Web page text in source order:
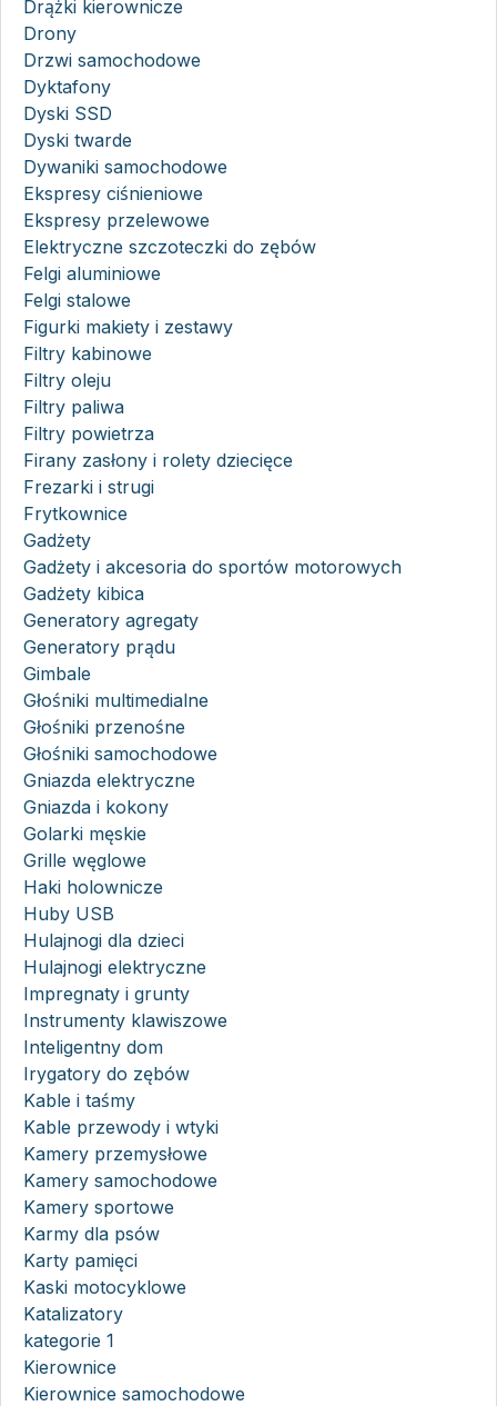
Drążki kierownicze
Drony
Drzwi samochodowe
Dyktafony
Dyski SSD
Dyski twarde
Dywaniki samochodowe
Ekspresy ciśnieniowe
Ekspresy przelewowe
Elektryczne szczoteczki do zębów
Felgi aluminiowe
Felgi stalowe
Figurki makiety i zestawy
Filtry kabinowe
Filtry oleju
Filtry paliwa
Filtry powietrza
Firany zasłony i rolety dziecięce
Frezarki i strugi
Frytkownice
Gadżety
Gadżety i akcesoria do sportów motorowych
Gadżety kibica
Generatory agregaty
Generatory prądu
Gimbale
Głośniki multimedialne
Głośniki przenośne
Głośniki samochodowe
Gniazda elektryczne
Gniazda i kokony
Golarki męskie
Grille węglowe
Haki holownicze
Huby USB
Hulajnogi dla dzieci
Hulajnogi elektryczne
Impregnaty i grunty
Instrumenty klawiszowe
Inteligentny dom
Irygatory do zębów
Kable i taśmy
Kable przewody i wtyki
Kamery przemysłowe
Kamery samochodowe
Kamery sportowe
Karmy dla psów
Karty pamięci
Kaski motocyklowe
Katalizatory
kategorie 1
Kierownice
Kierownice samochodowe